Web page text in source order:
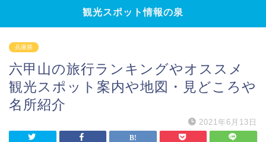
観光スポット情報の泉
兵庫県
六甲山の旅行ランキングやオススメ
観光スポット案内や地図・見どころや
名所紹介
2021年6月13日